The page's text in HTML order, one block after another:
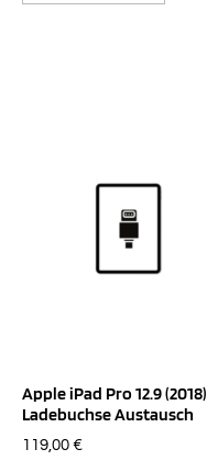
Apple iPad Pro 12.9 (2018)
Ladebuchse Austausch
119,00 €